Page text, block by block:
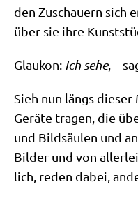
den Zuschau­ern sich
über sie ihre
Glau­kon: Ich sehe, –
Sieh nun längs
Gerä­te tra­gen, die
und Bild­säu­len und
Bil­der und von
lich, reden dabei,